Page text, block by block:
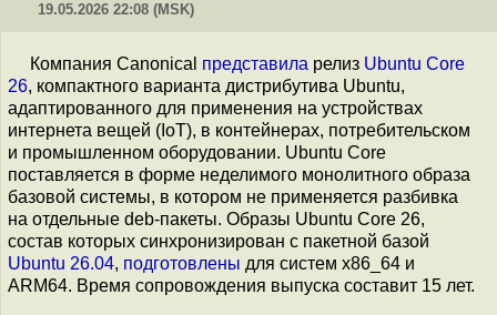
19.05.2026 22:08 (MSK)
Компания Canonical представила релиз Ubuntu Core
26, компактного варианта дистрибутива Ubuntu,
адаптированного для применения на устройствах
интернета вещей (IoT), в контейнерах, потребительском
и промышленном оборудовании. Ubuntu Core
поставляется в форме неделимого монолитного образа
базовой системы, в котором не применяется разбивка
на отдельные deb-пакеты. Образы Ubuntu Core 26,
состав которых синхронизирован с пакетной базой
Ubuntu 26.04, подготовлены для систем x86_64 и
ARM64. Время сопровождения выпуска составит 15 лет.